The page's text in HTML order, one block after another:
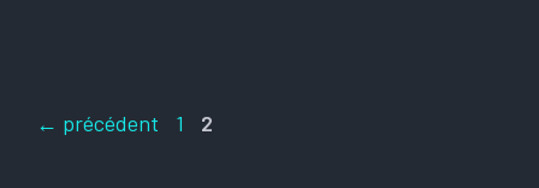
← précédent Page
1 Page
2